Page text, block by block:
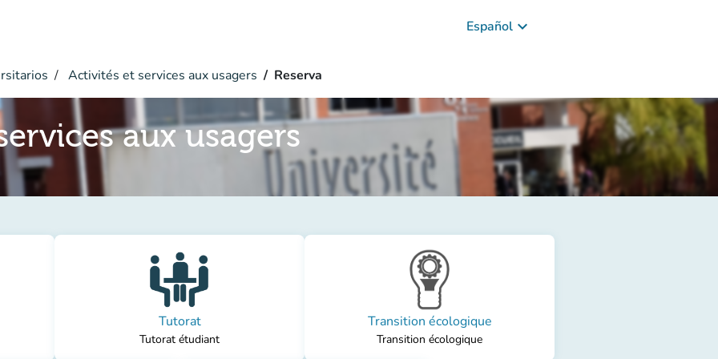
Español keyboard_arrow_down
Activités et services aux usagers Reserva
aux usagers
Tutorat
Tutorat étudiant
Transition écologique
Transition écologique